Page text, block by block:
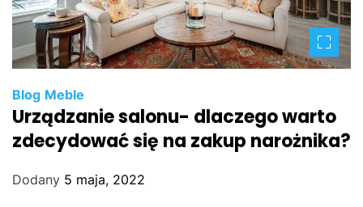
Blog Meble
Urządzanie salonu- dlaczego warto
zdecydować się na zakup narożnika?
Dodany 5 maja, 2022